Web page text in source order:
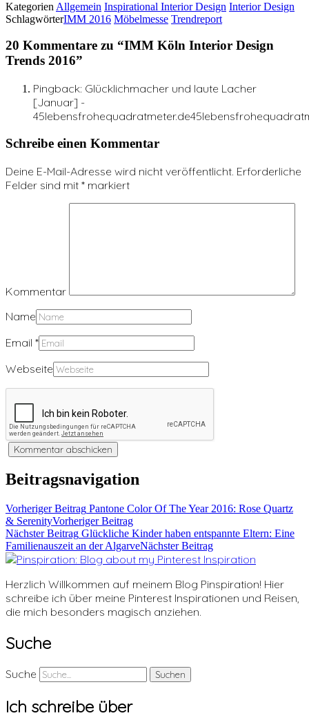
Kategorien Allgemein Inspirational Interior Design Interior Design
SchlagwörterIMM 2016 Möbelmesse Trendreport
20 Kommentare zu “IMM Köln Interior Design
Trends 2016”
Pingback: Glücklichmacher und laute Lacher
[Januar] -
Schreibe einen Kommentar
Deine E-Mail-Adresse wird nicht veröffentlicht. Erforderliche
Felder sind mit * markiert
Kommentar
Name
Email *
Webseite
Beitragsnavigation
Vorheriger Beitrag Pantone Color Of The Year 2016: Rose Quartz
& SerenityVorheriger Beitrag
Nächster Beitrag Glückliche Kinder haben entspannte Eltern: Eine
Familienauszeit an der AlgarveNächster Beitrag
Herzlich Willkommen auf meinem Blog Pinspiration! Hier
schreibe ich über meine Pinterest Inspirationen und Reisen,
die mich besonders magisch anziehen.
Suche
Suche
Ich schreibe über